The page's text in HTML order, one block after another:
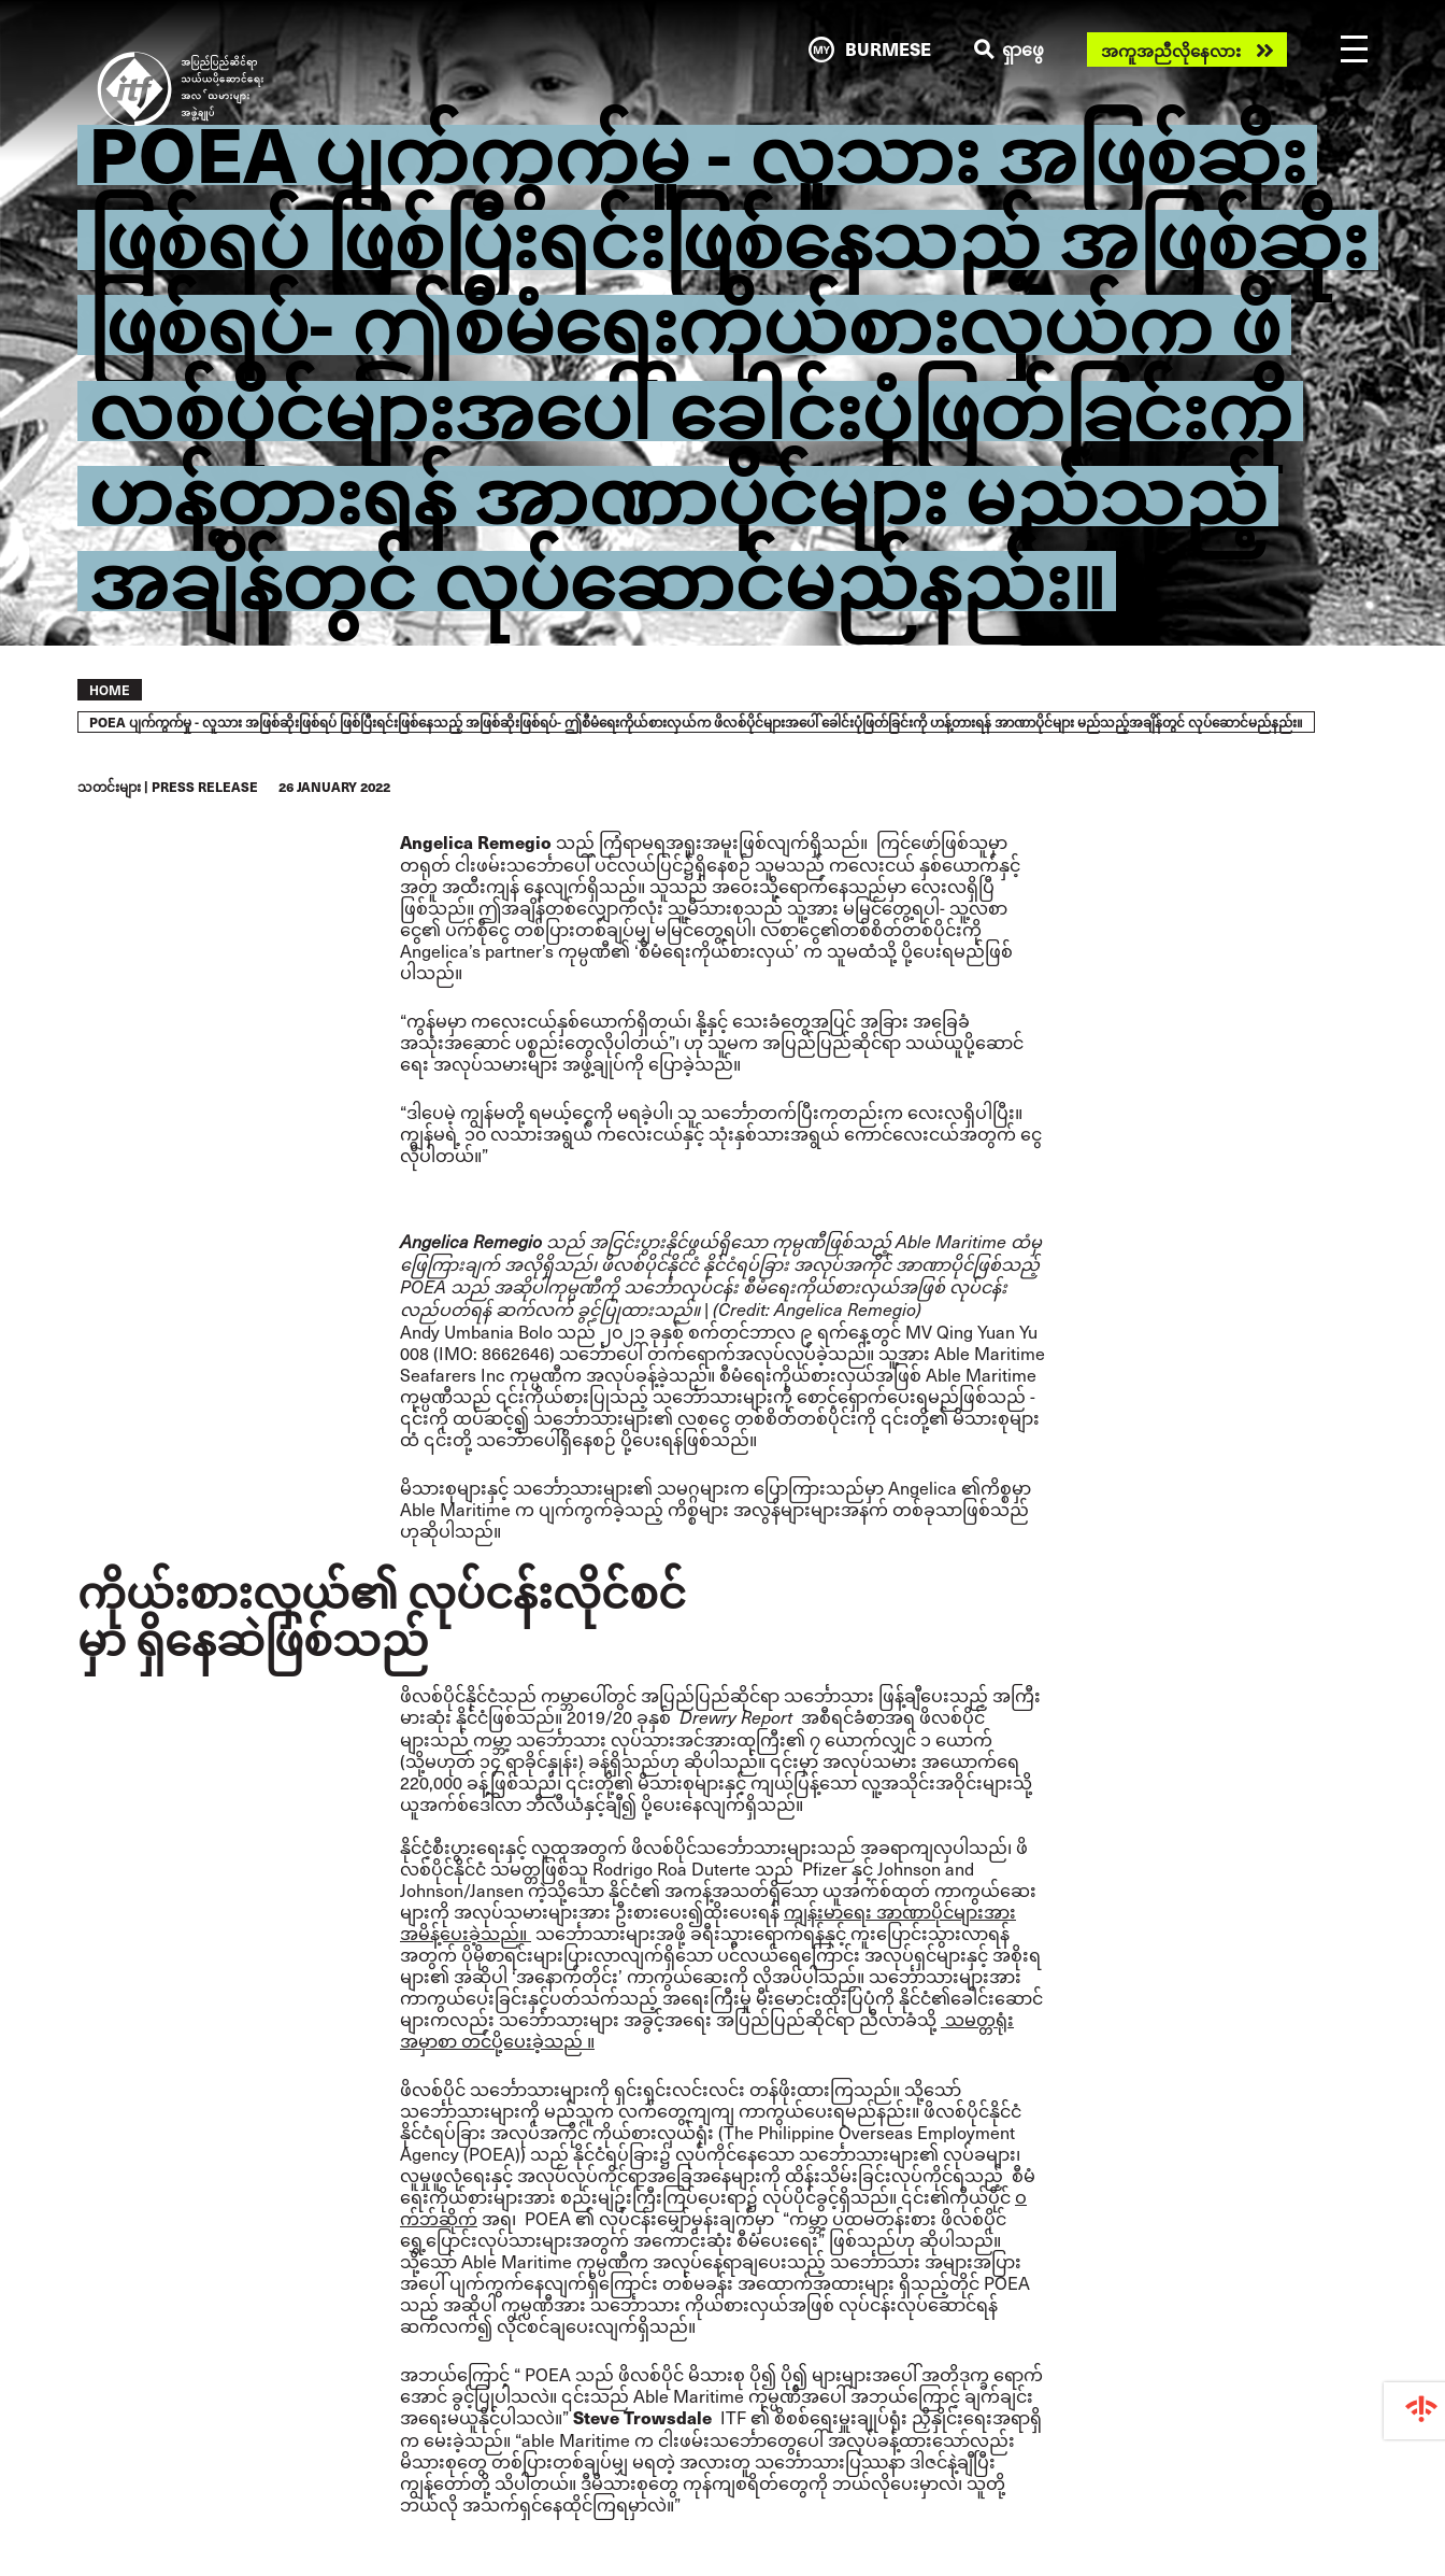
Skip
POEA ပျက်ကွက်မှု - လူသား အဖြစ်ဆိုး
ဖြစ်ရပ် ဖြစ်ပြီးရင်းဖြစ်နေသည့် အဖြစ်ဆိုး
ဖြစ်ရပ်- ဤစီမံရေးကိုယ်စားလှယ်က ဖိ
လစ်ပိုင်များအပေါ် ခေါင်းပုံဖြတ်ခြင်းကို
ဟန့်တားရန် အာဏာပိုင်များ မည်သည့်
အချိန်တွင် လုပ်ဆောင်မည်နည်း။
BURMESE ရှာဖွေ Need
help
now?
အကူအညီလိုနေလား
Breadcrumb
HOME
POEA ပျက်ကွက်မှု - လူသား အဖြစ်ဆိုးဖြစ်ရပ် ဖြစ်ပြီးရင်းဖြစ်နေသည့် အဖြစ်ဆိုးဖြစ်ရပ်- ဤစီမံရေးကိုယ်စားလှယ်က ဖိလစ်ပိုင်များအပေါ် ခေါင်းပုံဖြတ်ခြင်းကို ဟန့်တားရန် အာဏာပိုင်များ မည်သည့်အချိန်တွင် လုပ်ဆောင်မည်နည်း။
သတင်းများ PRESS RELEASE 26 JANUARY 2022
Angelica Remegio သည် ကြံရာမရအရူးအမူးဖြစ်လျက်ရှိသည်။ ကြင်ဖော်ဖြစ်သူမှာ
တရုတ် ငါးဖမ်းသင်္ဘောပေါ် ပင်လယ်ပြင်၌ရှိနေစဉ် သူမသည် ကလေးငယ် နှစ်ယောက်နှင့်
အတူ အထီးကျန် နေလျက်ရှိသည်။ သူသည် အဝေးသို့ရောက်နေသည်မှာ လေးလရှိပြီ
ဖြစ်သည်။ ဤအချိန်တစ်လျှောက်လုံး သူ့မိသားစုသည် သူ့အား မမြင်တွေ့ရပါ- သူ့လစာ
ငွေ၏ ပက်စိုငွေ တစ်ပြားတစ်ချပ်မျှ မမြင်တွေ့ရပါ၊ လစာငွေ၏တစ်စိတ်တစ်ပိုင်းကို
Angelica’s partner’s ကုမ္ပဏီ၏ ‘စီမံရေးကိုယ်စားလှယ်’ က သူမထံသို့ ပို့ပေးရမည်ဖြစ်
ပါသည်။
“ကွန်မမှာ ကလေးငယ်နှစ်ယောက်ရှိတယ်၊ နို့နှင့် သေးခံတွေအပြင် အခြား အခြေခံ
အသုံးအဆောင် ပစ္စည်းတွေလိုပါတယ်”၊ ဟု သူမက အပြည်ပြည်ဆိုင်ရာ သယ်ယူပို့ဆောင်
ရေး အလုပ်သမားများ အဖွဲ့ချုပ်ကို ပြောခဲ့သည်။
“ဒါပေမဲ့ ကျွန်မတို့ ရမယ့်ငွေကို မရခဲ့ပါ၊ သူ သင်္ဘောတက်ပြီးကတည်းက လေးလရှိပါပြီး။
ကျွန်မရဲ့ ၁၀ လသားအရွယ် ကလေးငယ်နှင့် သုံးနှစ်သားအရွယ် ကောင်လေးငယ်အတွက် ငွေ
လိုပါတယ်။”
Angelica Remegio သည် အငြင်းပွားနိုင်ဖွယ်ရှိသော ကုမ္ပဏီဖြစ်သည့် Able Maritime ထံမှ
ဖြေကြားချက် အလိုရှိသည်၊ ဖိလစ်ပိုင်နိုင်ငံ နိုင်ငံရပ်ခြား အလုပ်အကိုင် အာဏာပိုင်ဖြစ်သည့်
POEA သည် အဆိုပါကုမ္ပဏီကို သင်္ဘောလုပ်ငန်း စီမံရေးကိုယ်စားလှယ်အဖြစ် လုပ်ငန်း
လည်ပတ်ရန် ဆက်လက် ခွင့်ပြုထားသည်။ | (Credit: Angelica Remegio)
Andy Umbania Bolo သည် ၂၀၂၁ ခုနှစ် စက်တင်ဘာလ ၉ ရက်နေ့တွင် MV Qing Yuan Yu
008 (IMO: 8662646) သင်္ဘောပေါ် တက်ရောက်အလုပ်လုပ်ခဲ့သည်။ သူ့အား Able Maritime
Seafarers Inc ကုမ္ပဏီက အလုပ်ခန့်ခဲ့သည်။ စီမံရေးကိုယ်စားလှယ်အဖြစ် Able Maritime
ကုမ္ပဏီသည် ၎င်းကိုယ်စားပြုသည့် သင်္ဘောသားများကို စောင့်ရှောက်ပေးရမည်ဖြစ်သည် -
၎င်းကို ထပ်ဆင့်၍ သင်္ဘောသားများ၏ လစငွေ တစ်စိတ်တစ်ပိုင်းကို ၎င်းတို့၏ မိသားစုများ
ထံ ၎င်းတို့ သင်္ဘောပေါ်ရှိနေစဉ် ပို့ပေးရန်ဖြစ်သည်။
မိသားစုများနှင့် သင်္ဘောသားများ၏ သမဂ္ဂများက ပြောကြားသည်မှာ Angelica ၏ကိစ္စမှာ
Able Maritime က ပျက်ကွက်ခဲ့သည့် ကိစ္စများ အလွန်များများအနက် တစ်ခုသာဖြစ်သည်
ဟုဆိုပါသည်။
ကိုယ်းစားလှယ်၏ လုပ်ငန်းလိုင်စင်
မှာ ရှိနေဆဲဖြစ်သည်
ဖိလစ်ပိုင်နိုင်ငံသည် ကမ္ဘာပေါ်တွင် အပြည်ပြည်ဆိုင်ရာ သင်္ဘောသား ဖြန့်ချီပေးသည့် အကြီး
မားဆုံး နိုင်ငံဖြစ်သည်။ 2019/20 ခုနှစ်Drewry Reportအစီရင်ခံစာအရ ဖိလစ်ပိုင်
များသည် ကမ္ဘာ့ သင်္ဘောသား လုပ်သားအင်အားထုကြီး၏ ၇ ယောက်လျှင် ၁ ယောက်
(သို့မဟုတ် ၁၄ ရာခိုင်နှုန်း) ခန့်ရှိသည်ဟု ဆိုပါသည်။ ၎င်းမှာ အလုပ်သမား အယောက်ရေ
220,000 ခန့်ဖြစ်သည်၊ ၎င်းတို့၏ မိသားစုများနှင့် ကျယ်ပြန့်သော လူ့အသိုင်းအဝိုင်းများသို့
ယူအက်စ်ဒေါ်လာ ဘီလီယံနှင့်ချီ၍ ပို့ပေးနေလျက်ရှိသည်။
နိုင်ငံ့စီးပွားရေးနှင့် လူထုအတွက် ဖိလစ်ပိုင်သင်္ဘောသားများသည် အခရာကျလှပါသည်၊ ဖိ
လစ်ပိုင်နိုင်ငံ သမတ္တဖြစ်သူ Rodrigo Roa Duterte သည် Pfizer နှင့် Johnson and
Johnson/Jansen ကဲ့သို့သော နိုင်ငံ၏ အကန့်အသတ်ရှိသော ယူအက်စ်ထုတ် ကာကွယ်ဆေး
များကို အလုပ်သမားများအား ဦးစားပေး၍ထိုးပေးရန် ကျန်းမာရေး အာဏာပိုင်များအား
အမိန့်ပေးခဲ့သည်။ သင်္ဘောသားများအဖို့ ခရီးသွားရောက်ရန်နှင့် ကူးပြောင်းသွားလာရန်
အတွက် ပိုမိုစာရင်းများပြားလာလျက်ရှိသော ပင်လယ်ရေကြောင်း အလုပ်ရှင်များနှင့် အစိုးရ
များ၏ အဆိုပါ ‘အနောက်တိုင်း’ ကာကွယ်ဆေးကို လိုအပ်ပါသည်။ သင်္ဘောသားများအား
ကာကွယ်ပေးခြင်းနှင့်ပတ်သက်သည့် အရေးကြီးမှု မီးမောင်းထိုးပြပုံကို နိုင်ငံ၏ခေါင်းဆောင်
များကလည်း သင်္ဘောသားများ အခွင့်အရေး အပြည်ပြည်ဆိုင်ရာ ညီလာခံသို့ သမတ္တရုံး
အမှာစာ တင်ပို့ပေးခဲ့သည် ။
ဖိလစ်ပိုင် သင်္ဘောသားများကို ရှင်းရှင်းလင်းလင်း တန်ဖိုးထားကြသည်။ သို့သော်
သင်္ဘောသားများကို မည်သူက လက်တွေ့ကျကျ ကာကွယ်ပေးရမည်နည်း။ ဖိလစ်ပိုင်နိုင်ငံ
နိုင်ငံရပ်ခြား အလုပ်အကိုင် ကိုယ်စားလှယ်ရုံး (The Philippine Overseas Employment
Agency (POEA)) သည် နိုင်ငံရပ်ခြား၌ လုပ်ကိုင်နေသော သင်္ဘောသားများ၏ လုပ်ခများ၊
လူမှုဖူလုံရေးနှင့် အလုပ်လုပ်ကိုင်ရာအခြေအနေများကို ထိန်းသိမ်းခြင်းလုပ်ကိုင်ရသည့် စီမံ
ရေးကိုယ်စားများအား စည်းမျဥ်းကြီးကြပ်ပေးရာ၌ လုပ်ပိုင်ခွင့်ရှိသည်။ ၎င်း၏ကိုယ်ပိုင် ဝ
က်ဘ်ဆိုက် အရ၊ POEA ၏ လုပ်ငန်းမျှော်မှန်းချက်မှာ “ကမ္ဘာ့ ပထမတန်းစား ဖိလစ်ပိုင်
ရွှေ့ပြောင်းလုပ်သားများအတွက် အကောင်းဆုံး စီမံပေးရေး” ဖြစ်သည်ဟု ဆိုပါသည်။
သို့သော် Able Maritime ကုမ္ပဏီက အလုပ်နေရာချပေးသည့် သင်္ဘောသား အများအပြား
အပေါ် ပျက်ကွက်နေလျက်ရှိကြောင်း တစ်မခန်း အထောက်အထားများ ရှိသည့်တိုင် POEA
သည် အဆိုပါ ကုမ္ပဏီအား သင်္ဘောသား ကိုယ်စားလှယ်အဖြစ် လုပ်ငန်းလုပ်ဆောင်ရန်
ဆက်လက်၍ လိုင်စင်ချပေးလျက်ရှိသည်။
အဘယ်ကြောင့် “ POEA သည် ဖိလစ်ပိုင် မိသားစု ပို၍ ပို၍ များများအပေါ် အတိဒုက္ခ ရောက်
အောင် ခွင့်ပြုပါသလဲ။ ၎င်းသည် Able Maritime ကုမ္ပဏီအပေါ် အဘယ်ကြောင့် ချက်ချင်း
အရေးမယူနိုင်ပါသလဲ။”Steve Trowsdale ITF ၏ စိစစ်ရေးမှူးချုပ်ရုံး ညှိနှိုင်းရေးအရာရှိ
က မေးခဲ့သည်။ “able Maritime က ငါးဖမ်းသင်္ဘောတွေပေါ် အလုပ်ခန့်ထားသော်လည်း
မိသားစုတွေ တစ်ပြားတစ်ချပ်မျှ မရတဲ့ အလားတူ သင်္ဘောသားပြဿနာ ဒါဇင်နဲ့ချီပြီး
ကျွန်တော်တို့ သိပါတယ်။ ဒီမိသားစုတွေ ကုန်ကျစရိတ်တွေကို ဘယ်လိုပေးမှာလဲ၊ သူတို့
ဘယ်လို အသက်ရှင်နေထိုင်ကြရမှာလဲ။”